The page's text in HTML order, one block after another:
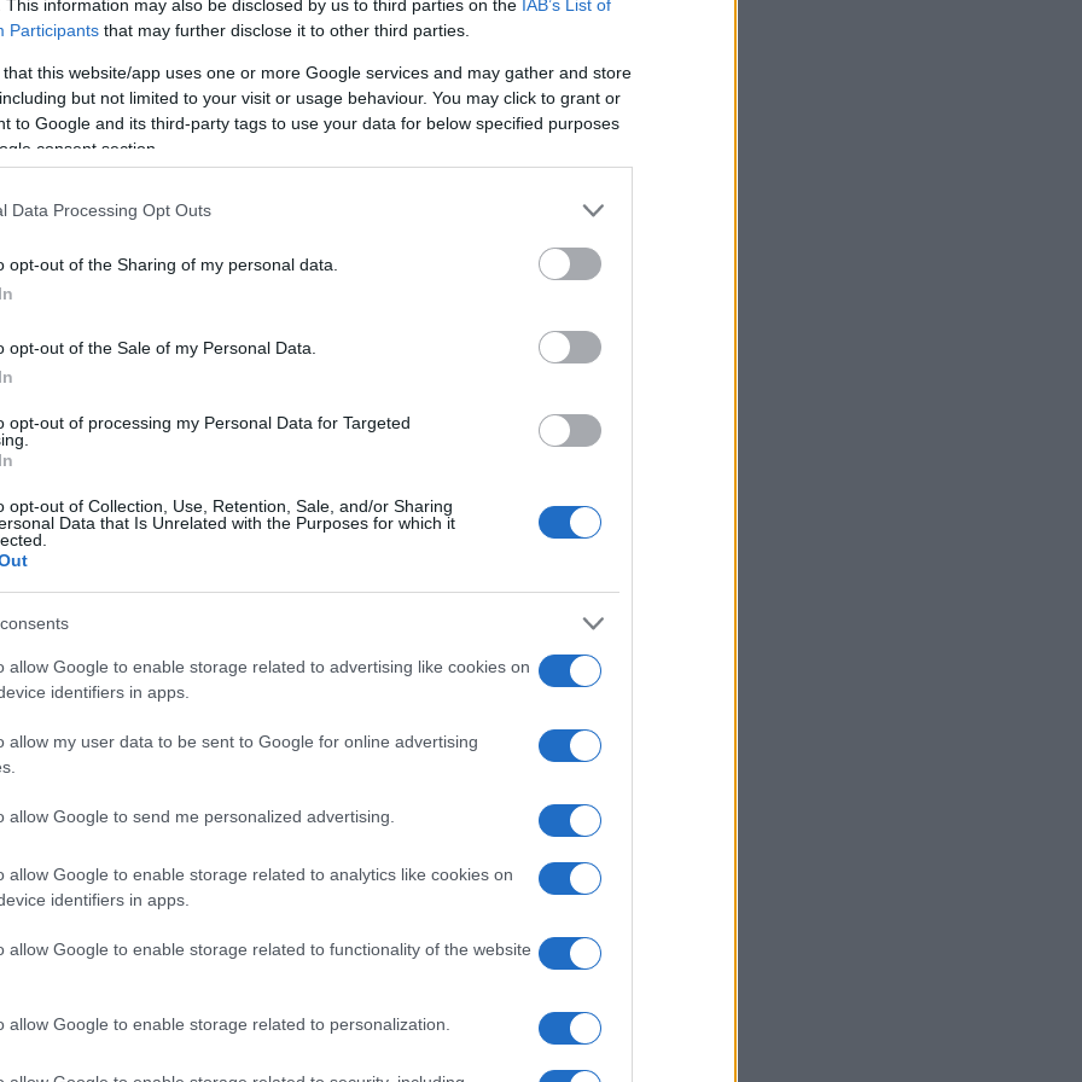
This information may also be disclosed by us to third parties on the IAB’s List of
Participants that may further disclose it to other third parties.
that this website/app uses one or more Google services and may gather and store
but not limited to your visit or usage behaviour. You may click to grant or
to Google and its third-party tags to use your data for below specified purposes
consent section.
Data Processing Opt Outs
opt-out of the Sharing of my personal data.
opt-out of the Sale of my Personal Data.
opt-out of processing my Personal Data for Targeted
opt-out of Collection, Use, Retention, Sale, and/or Sharing
Data that Is Unrelated with the Purposes for which it
allow Google to enable storage related to advertising like cookies on
identifiers in apps.
allow my user data to be sent to Google for online advertising
allow Google to send me personalized advertising.
allow Google to enable storage related to analytics like cookies on
identifiers in apps.
allow Google to enable storage related to functionality of the website
allow Google to enable storage related to personalization.
έργο του στο Μουσείο Stedelijk του Άμστερνταμ, στο
(a keen eye) artist, photographer, filmmaker» (φωτ.: EPA
/ ANP / Cor Mulder)
16 χρόνια απ’ το θάνατό του, είναι
του βήματα δίπλα στον Τζέιμς Ντιν, τις
σινεμά, αλλά και να γνωρίσουμε καλύτερα
αιρετικό χαρακτήρα του, με τον εφιάλτη
του περιπέτειες.
και το Actors Studio
Ντοτζ Σίτι ως πρωτότοκος γιος μιας
Μέι και του Τζέι Μίλαρντ Χόπερ.
η οικογένειά του μετακόμισε στο Κάνσας
ο νεαρός Ντένις άρχισε να
Ινστιτούτο Τέχνης.
οικογένειά του στο Σαν Ντιέγκο, όπου
του λυκείου του, αναπτύσσοντας το
την οποία σπούδασε αργότερα και στο
Υόρκη,
– εκεί εκτίμησε ιδιαίτερα τα έργα του